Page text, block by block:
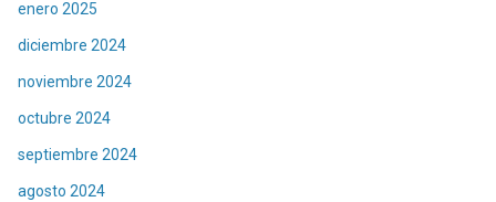
enero 2025
diciembre 2024
noviembre 2024
octubre 2024
septiembre 2024
agosto 2024